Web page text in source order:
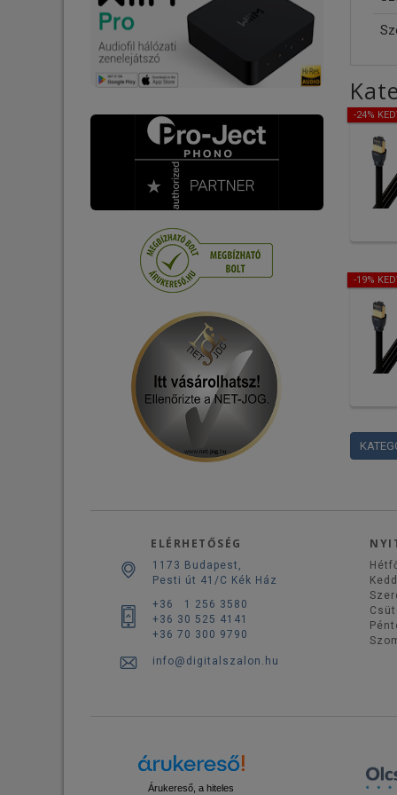
Falikonzol-Állvány
Tartozék
Feltörlő robot
Tartozék
-24%
-19%
ELÉRHETŐSÉG
1173 Budapest,
Pesti út 41/C Kék Ház
+36 1 256 3580
+36 30 525 4141
+36 70 300 9790
info@digitalszalon.hu
Kedd
Árukereső, a hiteles